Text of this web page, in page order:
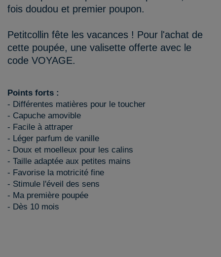
fois doudou et premier poupon.
Petitcollin fête les vacances ! Pour l'achat de
cette poupée, une valisette offerte avec le
code VOYAGE.
Points forts :
- Différentes matières pour le toucher
- Capuche amovible
- Facile à attraper
- Léger parfum de vanille
- Doux et moelleux pour les calins
- Taille adaptée aux petites mains
- Favorise la motricité fine
- Stimule l'éveil des sens
- Ma première poupée
- Dès 10 mois